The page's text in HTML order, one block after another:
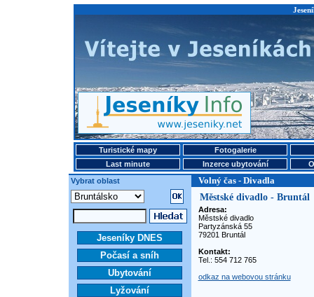
Turistické mapy
Fotogalerie
Last minute
Inzerce ubytování
Vybrat oblast
Volný čas - Divadla
Jeseníky DNES
Počasí a sníh
Ubytování
Lyžování
Městské divadlo - Bruntál
Adresa:
Městské divadlo
Partyzánská 55
79201 Bruntál
Kontakt:
Tel.: 554 712 765
odkaz na webovou stránku